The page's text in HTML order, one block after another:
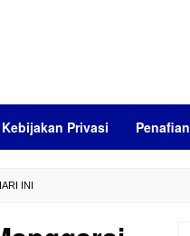
Kebijakan Privasi Penafian
INI